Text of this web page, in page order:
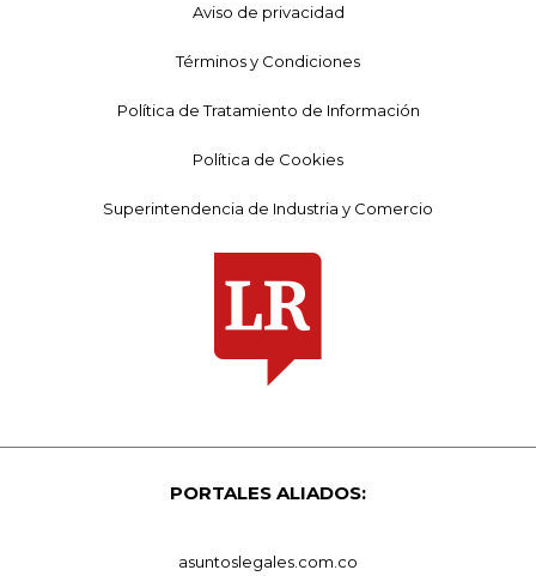
Aviso de privacidad
Términos y Condiciones
Política de Tratamiento de Información
Política de Cookies
Superintendencia de Industria y Comercio
PORTALES ALIADOS:
asuntoslegales.com.co